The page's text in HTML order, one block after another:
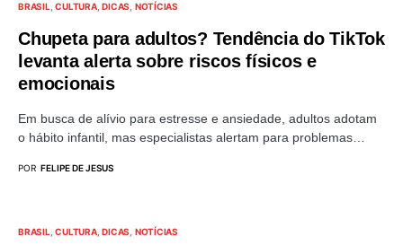
BRASIL CULTURA DICAS NOTÍCIAS
Chupeta para adultos? Tendência do TikTok
levanta alerta sobre riscos físicos e
emocionais
Em busca de alívio para estresse e ansiedade, adultos adotam
o hábito infantil, mas especialistas alertam para problemas…
POR FELIPE DE JESUS
BRASIL CULTURA DICAS NOTÍCIAS